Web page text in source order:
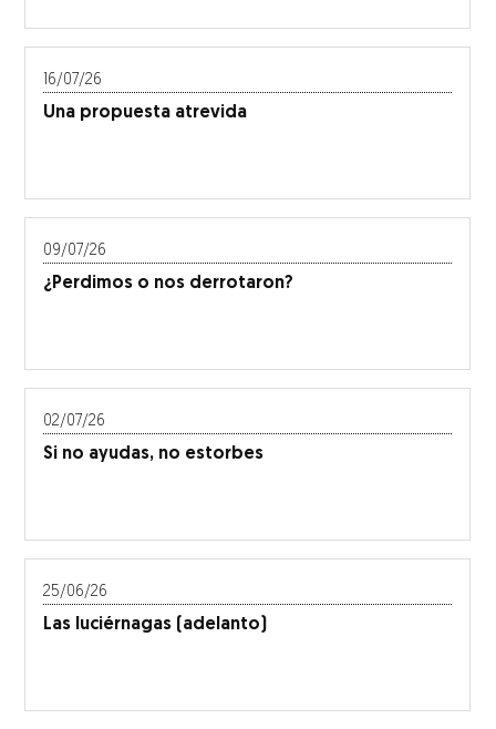
16/07/26
Una propuesta atrevida
09/07/26
¿Perdimos o nos derrotaron?
02/07/26
Si no ayudas, no estorbes
25/06/26
Las luciérnagas (adelanto)